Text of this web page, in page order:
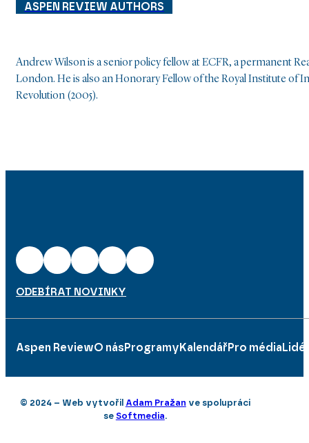
ASPEN REVIEW AUTHORS
Andrew Wilson is a senior policy fellow at ECFR, a permanent
London. He is also an Honorary Fellow of the Royal Institute of
Revolution (2005).
ODEBÍRAT NOVINKY
Aspen ReviewO nás Programy Kalendář Pro média Lidé
© 2024 – Web vytvořil Adam Pražan ve spolupráci
se Softmedia.